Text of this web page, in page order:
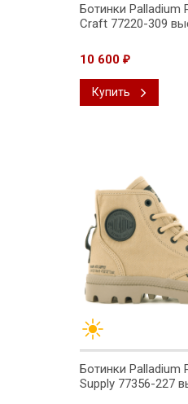
Ботинки Palladium
Craft 77220-309
10 600 ₽
Купить
Ботинки Palladium
Supply 77356-227